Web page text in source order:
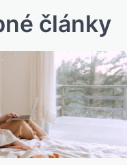
články